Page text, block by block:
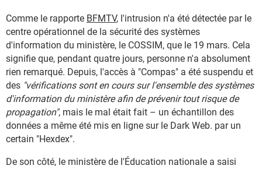
Comme le rapporte BFMTV, l'intrusion n'a été détectée par le
centre opérationnel de la sécurité des systèmes
d'information du ministère, le COSSIM, que le 19 mars. Cela
signifie que, pendant quatre jours, personne n'a absolument
rien remarqué. Depuis, l'accès à "Compas" a été suspendu et
des "vérifications sont en cours sur l'ensemble des systèmes
d'information du ministère afin de prévenir tout risque de
propagation", mais le mal était fait – un échantillon des
données a même été mis en ligne sur le Dark Web. par un
certain "Hexdex".
De son côté, le ministère de l'Éducation nationale a saisi